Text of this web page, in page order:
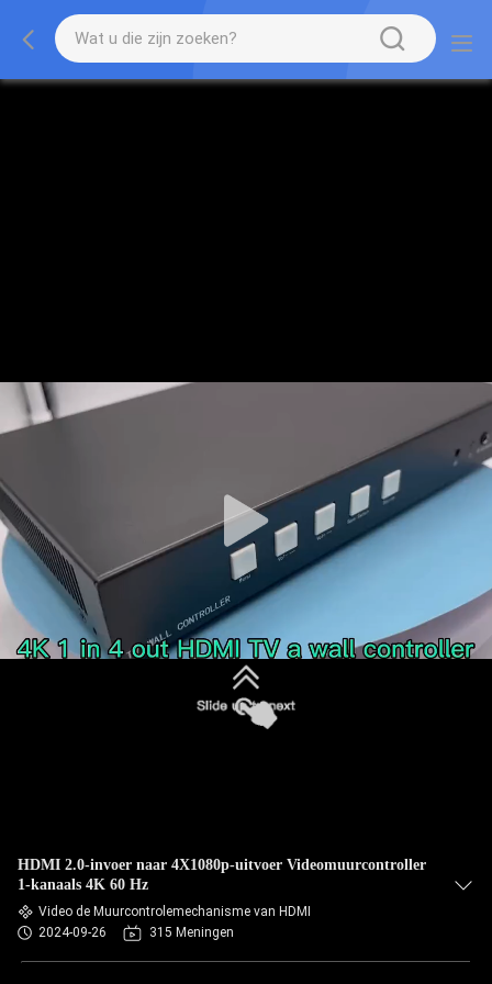
HDMI 2.0-invoer naar 4X1080p-uitvoer Videomuurcontroller
1-kanaals 4K 60 Hz
Video de Muurcontrolemechanisme van HDMI
2024-09-26
315 Meningen